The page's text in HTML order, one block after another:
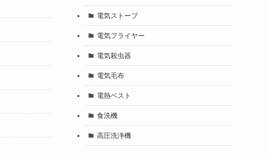
電気ストーブ
電気フライヤー
電気殺虫器
電気毛布
電熱ベスト
食洗機
高圧洗浄機